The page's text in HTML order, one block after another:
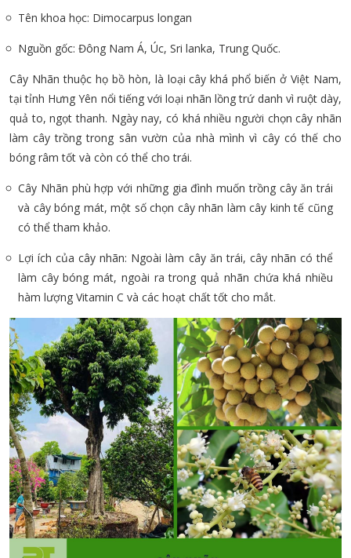
Tên khoa học: Dimocarpus longan
Nguồn gốc: Đông Nam Á, Úc, Sri lanka, Trung Quốc.
Cây Nhãn thuộc họ bồ hòn, là loại cây khá phổ biến ở Việt Nam,
tại tỉnh Hưng Yên nổi tiếng với loại nhãn lồng trứ danh vì ruột dày,
quả to, ngọt thanh. Ngày nay, có khá nhiều người chọn cây nhãn
làm cây trồng trong sân vườn của nhà mình vì cây có thế cho
bóng râm tốt và còn có thể cho trái.
Cây Nhãn phù hợp với những gia đình muốn trồng cây ăn trái
và cây bóng mát, một số chọn cây nhãn làm cây kinh tế cũng
có thể tham khảo.
Lợi ích của cây nhãn: Ngoài làm cây ăn trái, cây nhãn có thể
làm cây bóng mát, ngoài ra trong quả nhãn chứa khá nhiều
hàm lượng Vitamin C và các hoạt chất tốt cho mắt.